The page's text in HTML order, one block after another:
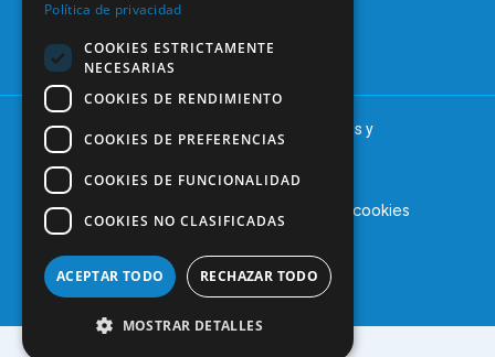
91 561 29 05
informacion@coem.org.es
anuncios
© 2025 – COEM – Colegio Oficial de Odontólogos y
Estomatólogos de la I región
Aviso legal Política de cookies
Política de privacidad
COOKIES ESTRICTAMENTE
NECESARIAS
COOKIES DE RENDIMIENTO
COOKIES DE PREFERENCIAS
COOKIES DE FUNCIONALIDAD
COOKIES NO CLASIFICADAS
ACEPTAR TODO RECHAZAR TODO
MOSTRAR DETALLES